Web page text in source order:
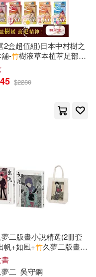
2盒超值組)日本中村樹之
-竹樹液草本植萃足部輕
貼布30入/盒(放鬆舒壓
片,溫熱感緩解疲勞足底
美腿舒適休足貼) 無 唐辛
$2280
夢二版畫小說精選(2冊套
帆+如風+竹久夢二版畫帆
二 吳守鋼